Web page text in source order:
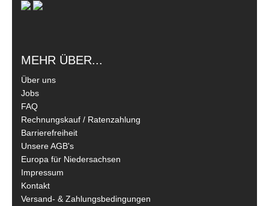
MEHR ÜBER...
Über uns
Jobs
FAQ
Rechnungskauf / Ratenzahlung
Barrierefreiheit
Unsere AGB's
Europa für Niedersachsen
Impressum
Kontakt
Versand- & Zahlungsbedingungen